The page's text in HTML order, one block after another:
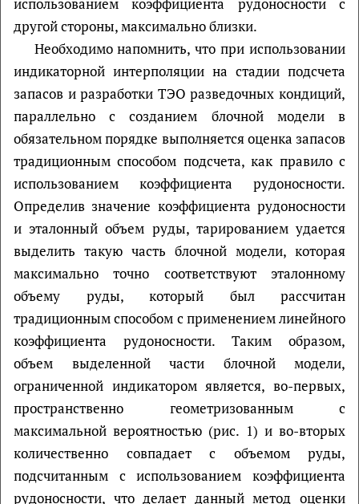
другой стороны, максимально близки.
Необходимо напомнить, что при использовании
индикаторной интерполяции на стадии подсчета
запасов и разработки ТЭО разведочных кондиций,
параллельно с созданием блочной модели в
обязательном порядке выполняется оценка запасов
традиционным способом подсчета, как правило с
использованием коэффициента рудоносности.
Определив значение коэффициента рудоносности
и эталонный объем руды, тарированием удается
выделить такую часть блочной модели, которая
максимально точно соответствуют эталонному
объему руды, который был рассчитан
традиционным способом с применением линейного
коэффициента рудоносности. Таким образом,
объем выделенной части блочной модели,
ограниченной индикатором является, во-первых,
пространственно геометризованным с
максимальной вероятностью (рис. 1) и во-вторых
количественно совпадает с объемом руды,
подсчитанным с использованием коэффициента
рудоносности, что делает данный метод оценки